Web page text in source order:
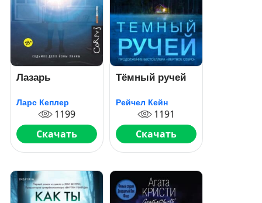
Лазарь
Ларс Кеплер
1199
Скачать
Тёмный ручей
Рейчел Кейн
1191
Скачать